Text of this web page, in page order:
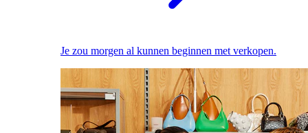
Je zou morgen al kunnen beginnen met verkopen.